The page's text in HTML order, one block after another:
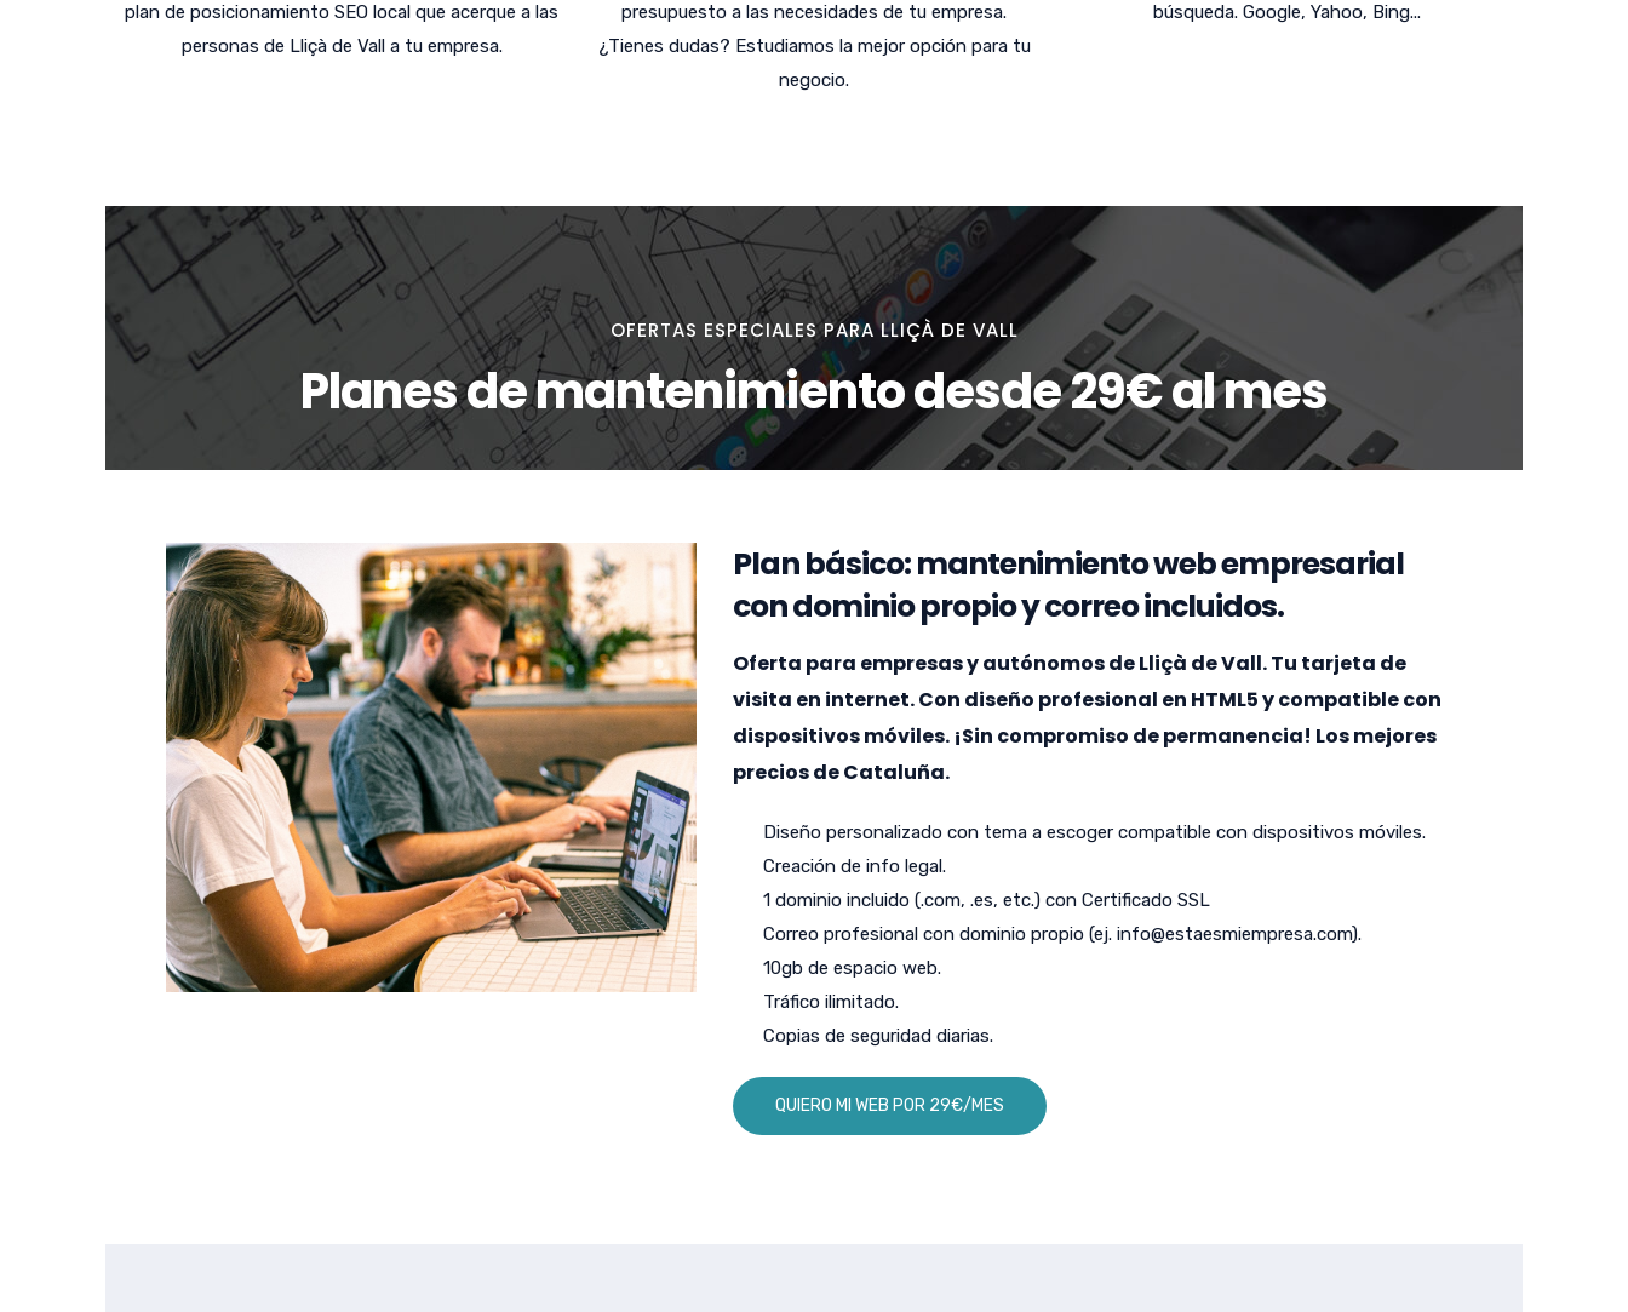
plan de posicionamiento SEO local que acerque a las
personas de Lliçà de Vall a tu empresa.
presupuesto a las necesidades de tu empresa.
¿Tienes dudas? Estudiamos la mejor opción para tu
negocio.
búsqueda. Google, Yahoo, Bing...
OFERTAS ESPECIALES PARA LLIÇÀ DE VALL
Planes de mantenimiento desde 29€ al mes
Plan básico: mantenimiento web empresarial
con dominio propio y correo incluidos.
Oferta para empresas y autónomos de Lliçà de Vall. Tu tarjeta de
visita en internet. Con diseño profesional en HTML5 y compatible con
dispositivos móviles. ¡Sin compromiso de permanencia! Los mejores
precios de Cataluña.
Diseño personalizado con tema a escoger compatible con dispositivos móviles.
Creación de info legal.
1 dominio incluido (.com, .es, etc.) con Certificado SSL
Correo profesional con dominio propio (ej. info@estaesmiempresa.com).
10gb de espacio web.
Tráfico ilimitado.
Copias de seguridad diarias.
QUIERO MI WEB POR 29€/MES